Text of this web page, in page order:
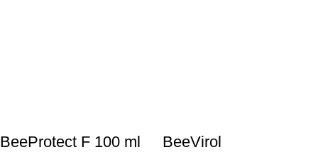
BeeProtect F 100 ml BeeVirol